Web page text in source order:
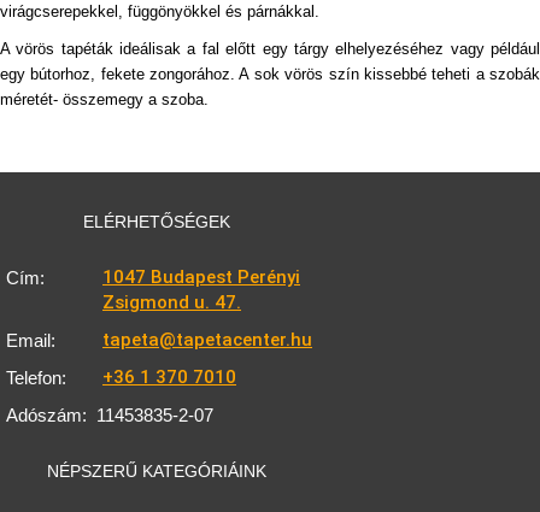
virágcserepekkel, függönyökkel és párnákkal.
A vörös tapéták ideálisak a fal előtt egy tárgy elhelyezéséhez vagy például
egy bútorhoz, fekete zongorához. A sok vörös szín kissebbé teheti a szobák
méretét- összemegy a szoba.
ELÉRHETŐSÉGEK
Cím:
1047 Budapest Perényi
Zsigmond u. 47.
Email: tapeta@tapetacenter.hu
Telefon: +36 1 370 7010
Adószám: 11453835-2-07
NÉPSZERŰ KATEGÓRIÁINK